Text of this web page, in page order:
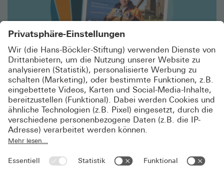
Jubiläumsausgabe
STOLZ AUF DIE MITBESTIMMUNG
Seit 50 Jahren reden Arbeitnehmer*innen in den
Aufsichtsräten aller Branchen mit. Das Magazin
Mitbestimmung beleuchtet den Erfolg des
boeckler.de lesen.